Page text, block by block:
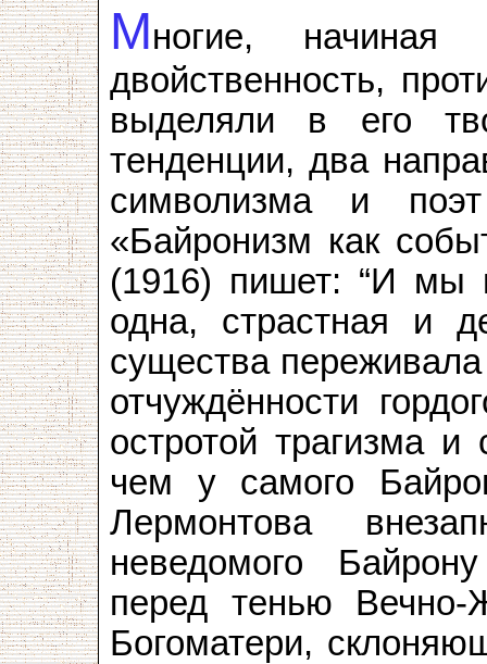
Многие, начиная
двойственность,
выделяли в его
тенденции, два
символизма и
«Байронизм как
(1916) пишет: “И мы
одна, страстная и
существа
отчуждённости
остротой трагизма
чем у самого
Лермонтова
неведомого
перед тенью Вечно-
Богоматери,